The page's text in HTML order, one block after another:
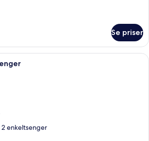
Se priser
Allergitestet sengetøy, minibar, safe
2 enkeltsenger